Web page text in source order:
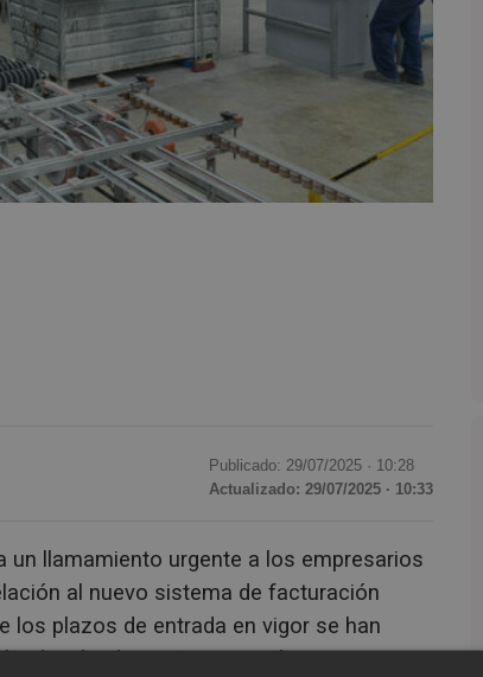
Publicado: 29/07/2025 · 10:28
Actualizado: 29/07/2025 · 10:33
un llamamiento urgente a los empresarios
al nuevo sistema de facturación
los plazos de entrada en vigor se han
1 de julio de 2026 para autónomos y